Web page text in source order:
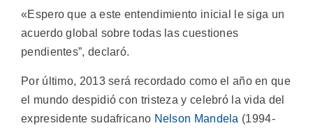
«Espero que a este entendimiento inicial le siga un
acuerdo global sobre todas las cuestiones
pendientes”, declaró.
Por último, 2013 será recordado como el año en que
el mundo despidió con tristeza y celebró la vida del
expresidente sudafricano Nelson Mandela (1994-